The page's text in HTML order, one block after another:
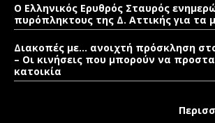
Ο Ελληνικός Ερυθρός Σταυρός
πυρόπληκτους της Δ. Αττικής για τα
Διακοπές με… ανοιχτή πρόσκληση
– Οι κινήσεις που μπορούν να
κατοικία